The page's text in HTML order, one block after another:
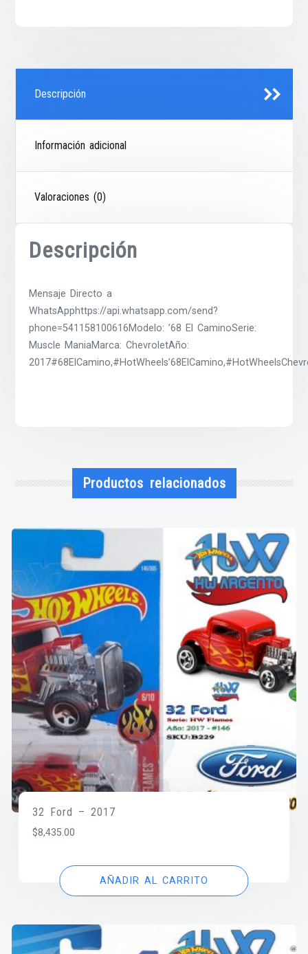
Descripción
Información adicional
Valoraciones (0)
Descripción
Mensaje Directo a
WhatsApphttps://api.whatsapp.com/send?
phone=541158100616Modelo: ’68 El CaminoSerie:
Muscle ManiaMarca: ChevroletAño:
Productos relacionados
32 Ford – 2017
$8,435.00
AÑADIR AL CARRITO